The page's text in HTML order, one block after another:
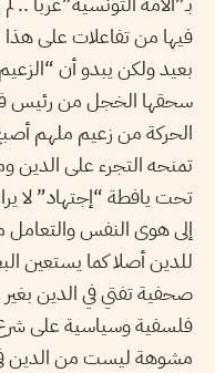
فيها من تفاعلات على هذا
بعيد ولكن يبدو أن
سحقها الخجل من رئيس
الحركة من زعيم ملهم
تمنحه التجرء على الدين
تحت يافطة “إجتهاد” لا
إلى هوى النفس والتعامل
للدين أصلا كما يستعين
صحفية تفتي في الدين
فلسفية وسياسية على شرع
مشوهة ليست من الدين